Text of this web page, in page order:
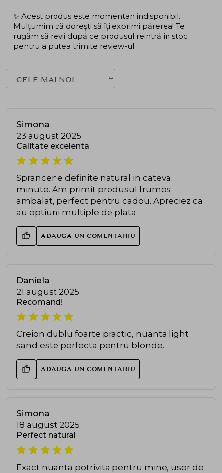
✨ Acest produs este momentan indisponibil.
Mulțumim că dorești să îți exprimi părerea! Te
rugăm să revii după ce produsul reintră în stoc
pentru a putea trimite review-ul.
Simona
23 august 2025
Calitate excelenta
Sprancene definite natural in cateva
minute. Am primit produsul frumos
ambalat, perfect pentru cadou. Apreciez ca
au optiuni multiple de plata.
ADAUGA UN COMENTARIU
Daniela
21 august 2025
Recomand!
Creion dublu foarte practic, nuanta light
sand este perfecta pentru blonde.
ADAUGA UN COMENTARIU
Simona
18 august 2025
Perfect natural
Exact nuanta potrivita pentru mine, usor de